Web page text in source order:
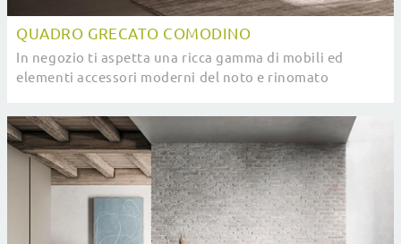
QUADRO GRECATO COMODINO
In negozio ti aspetta una ricca gamma di mobili ed
elementi accessori moderni del noto e rinomato